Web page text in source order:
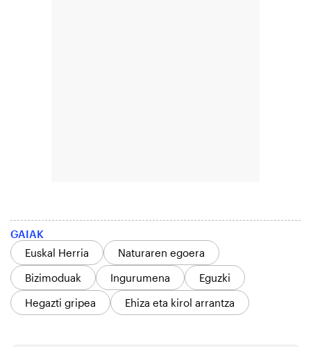
GAIAK
Euskal Herria
Naturaren egoera
Bizimoduak
Ingurumena
Eguzki
Hegazti gripea
Ehiza eta kirol arrantza